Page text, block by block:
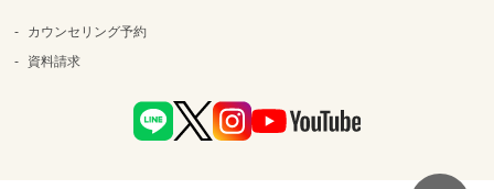
カウンセリング予約
資料請求